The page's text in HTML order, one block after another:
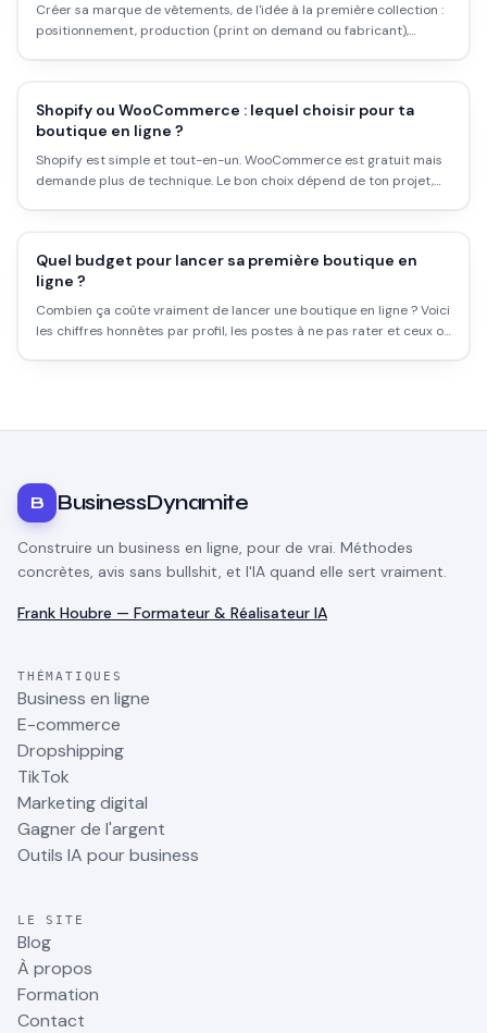
Créer sa marque de vêtements, de l'idée à la première collection :
positionnement, production (print on demand ou fabricant),
Shopify ou WooCommerce : lequel choisir pour ta
boutique en ligne ?
Shopify est simple et tout-en-un. WooCommerce est gratuit mais
demande plus de technique. Le bon choix dépend de ton projet,
Quel budget pour lancer sa première boutique en
ligne ?
Combien ça coûte vraiment de lancer une boutique en ligne ? Voici
les chiffres honnêtes par profil, les postes à ne pas rater et ceux où
B BusinessDynamite
Construire un business en ligne, pour de vrai. Méthodes
concrètes, avis sans bullshit, et l'IA quand elle sert vraiment.
Frank Houbre — Formateur & Réalisateur IA
THÉMATIQUES
Business en ligne
E-commerce
Dropshipping
TikTok
Marketing digital
Gagner de l'argent
Outils IA pour business
LE SITE
Blog
À propos
Formation
Contact